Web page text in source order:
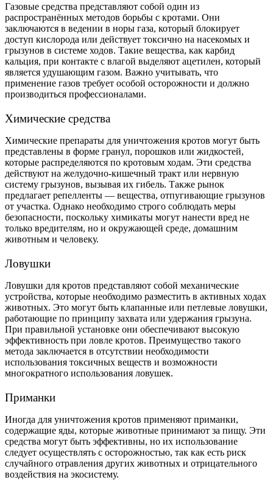
Газовые средства представляют собой один из
распространённых методов борьбы с кротами. Они
заключаются в ведении в норы газа, который блокирует
доступ кислорода или действует токсично на насекомых и
грызунов в системе ходов. Такие вещества, как карбид
кальция, при контакте с влагой выделяют ацетилен, который
является удушающим газом. Важно учитывать, что
применение газов требует особой осторожности и должно
производиться профессионалами.
Химические средства
Химические препараты для уничтожения кротов могут быть
представлены в форме гранул, порошков или жидкостей,
которые распределяются по кротовым ходам. Эти средства
действуют на желудочно-кишечный тракт или нервную
систему грызунов, вызывая их гибель. Также рынок
предлагает репелленты — вещества, отпугивающие грызунов
от участка. Однако необходимо строго соблюдать меры
безопасности, поскольку химикаты могут нанести вред не
только вредителям, но и окружающей среде, домашним
животным и человеку.
Ловушки
Ловушки для кротов представляют собой механические
устройства, которые необходимо разместить в активных ходах
животных. Это могут быть клапанные или петлевые ловушки,
работающие по принципу захвата или удержания грызуна.
При правильной установке они обеспечивают высокую
эффективность при ловле кротов. Преимущество такого
метода заключается в отсутствии необходимости
использования токсичных веществ и возможности
многократного использования ловушек.
Приманки
Иногда для уничтожения кротов применяют приманки,
содержащие яды, которые животные принимают за пищу. Эти
средства могут быть эффективны, но их использование
следует осуществлять с осторожностью, так как есть риск
случайного отравления других животных и отрицательного
воздействия на экосистему.